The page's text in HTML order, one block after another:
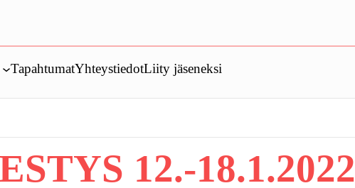
TapahtumatYhteystiedotLiity jäseneksi
12.-18.1.2022